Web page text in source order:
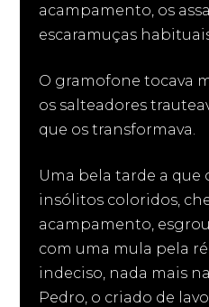
acampamento, os
escaramuças
O gramofone tocava
os salteadores
que os transformava.
Uma bela tarde a que
insólitos coloridos,
acampamento,
com uma mula pela
indeciso, nada mais
Pedro, o criado de